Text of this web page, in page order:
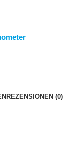
REZENSIONEN (0)